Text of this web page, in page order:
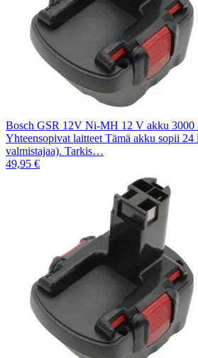
Bosch GSR 12V Ni-MH 12 V akku 3000
Yhteensopivat laitteet Tämä akku sopii 24
valmistajaa). Tarkis…
49,95 €